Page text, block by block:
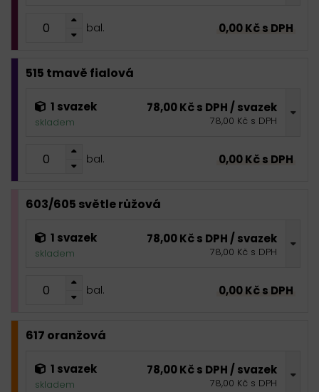
bal. 0,00 Kč s DPH
515 tmavě fialová
1 svazek
skladem
78,00 Kč s DPH / svazek
78,00 Kč s DPH
bal. 0,00 Kč s DPH
603/605 světle růžová
1 svazek
skladem
78,00 Kč s DPH / svazek
78,00 Kč s DPH
bal. 0,00 Kč s DPH
617 oranžová
1 svazek
skladem
78,00 Kč s DPH / svazek
78,00 Kč s DPH